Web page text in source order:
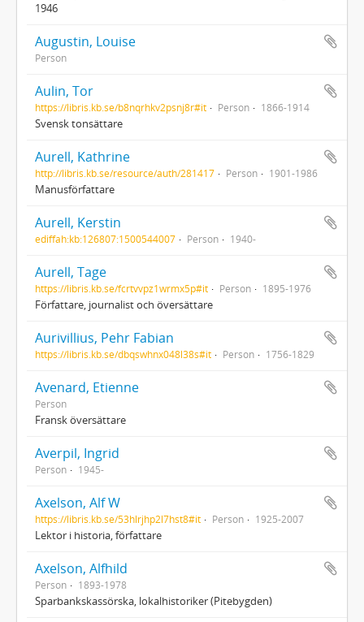
1946
Augustin, Louise
Person
Aulin, Tor
https://libris.kb.se/b8nqrhkv2psnj8r#it Person 1866-1914
Svensk tonsättare
Aurell, Kathrine
http://libris.kb.se/resource/auth/281417 Person 1901-1986
Manusförfattare
Aurell, Kerstin
ediffah:kb:126807:1500544007 Person 1940-
Aurell, Tage
https://libris.kb.se/fcrtvvpz1wrmx5p#it Person 1895-1976
Författare, journalist och översättare
Aurivillius, Pehr Fabian
https://libris.kb.se/dbqswhnx048l38s#it Person 1756-1829
Avenard, Etienne
Person
Fransk översättare
Averpil, Ingrid
Person 1945-
Axelson, Alf W
https://libris.kb.se/53hlrjhp2l7hst8#it Person 1925-2007
Lektor i historia, författare
Axelson, Alfhild
Person 1893-1978
Sparbankskassörska, lokalhistoriker (Pitebygden)